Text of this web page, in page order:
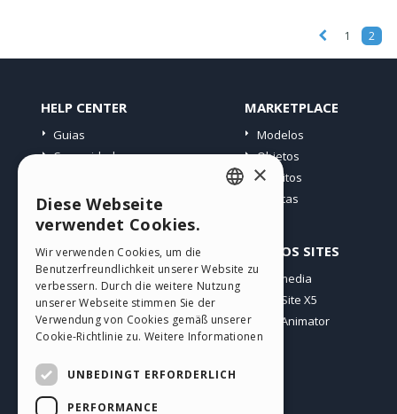
1 2
HELP CENTER
Guias
Comunidade
MARKETPLACE
Modelos
Objetos
Créditos
Ofertas
PERFIL
Meus posts
Minhas licenças
Download
Hospedagem Web
OUTROS SITES
Incomedia
WebSite X5
WebAnimator
GERMAN
SPANISH
PORTUGUESE
×
Diese Webseite
verwendet Cookies.
Wir verwenden Cookies, um die
Benutzerfreundlichkeit unserer Website zu
verbessern. Durch die weitere Nutzung
unserer Webseite stimmen Sie der
Verwendung von Cookies gemäß unserer
Cookie-Richtlinie zu. Weitere Informationen
UNBEDINGT ERFORDERLICH
PERFORMANCE